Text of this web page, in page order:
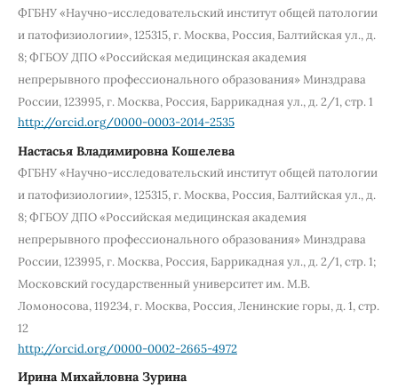
ФГБНУ «Научно-исследовательский институт общей патологии
и патофизиологии», 125315, г. Москва, Россия, Балтийская ул., д.
8; ФГБОУ ДПО «Российская медицинская академия
непрерывного профессионального образования» Минздрава
России, 123995, г. Москва, Россия, Баррикадная ул., д. 2/1, стр. 1
http://orcid.org/0000-0003-2014-2535
Настасья Владимировна Кошелева
ФГБНУ «Научно-исследовательский институт общей патологии
и патофизиологии», 125315, г. Москва, Россия, Балтийская ул., д.
8; ФГБОУ ДПО «Российская медицинская академия
непрерывного профессионального образования» Минздрава
России, 123995, г. Москва, Россия, Баррикадная ул., д. 2/1, стр. 1;
Московский государственный университет им. М.В.
Ломоносова, 119234, г. Москва, Россия, Ленинские горы, д. 1, стр.
12
http://orcid.org/0000-0002-2665-4972
Ирина Михайловна Зурина